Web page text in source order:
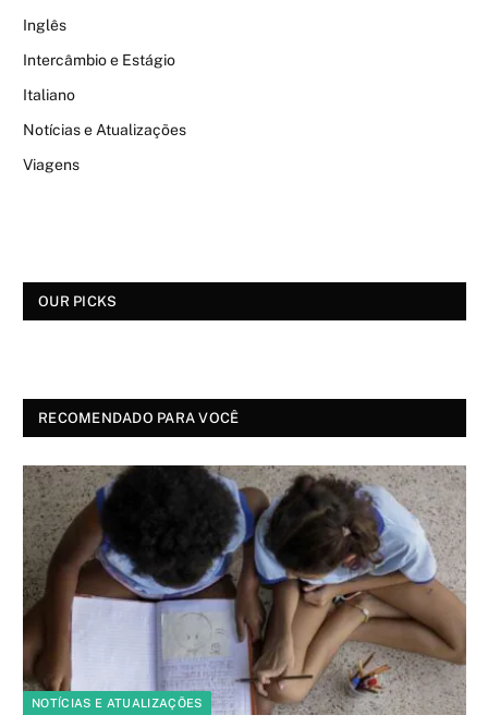
Inglês
Intercâmbio e Estágio
Italiano
Notícias e Atualizações
Viagens
OUR PICKS
RECOMENDADO PARA VOCÊ
NOTÍCIAS E ATUALIZAÇÕES